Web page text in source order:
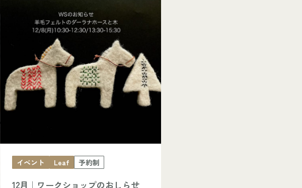
イベント Leaf 予約制
12月｜ワークショップのおしらせ